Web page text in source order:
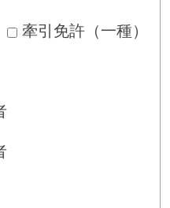
牽引免許（一種）